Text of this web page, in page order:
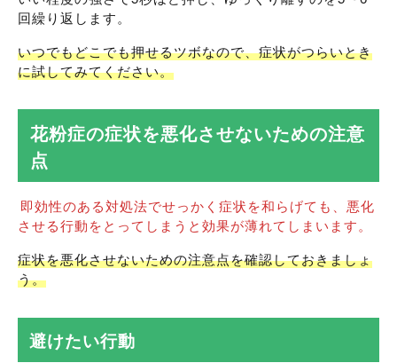
回繰り返します。
いつでもどこでも押せるツボなので、症状がつらいとき
に試してみてください。
花粉症の症状を悪化させないための注意
点
即効性のある対処法でせっかく症状を和らげても、悪化
させる行動をとってしまうと効果が薄れてしまいます。
症状を悪化させないための注意点を確認しておきましょ
う。
避けたい行動